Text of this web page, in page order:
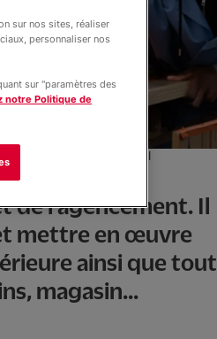
/ Apprentis d’Auteuil
un
de l’agencement. Il
mettre en œuvre
ainsi que tout
magasin...
sur nos sites, réaliser
personnaliser nos
sur "paramètres des
notre Politique de